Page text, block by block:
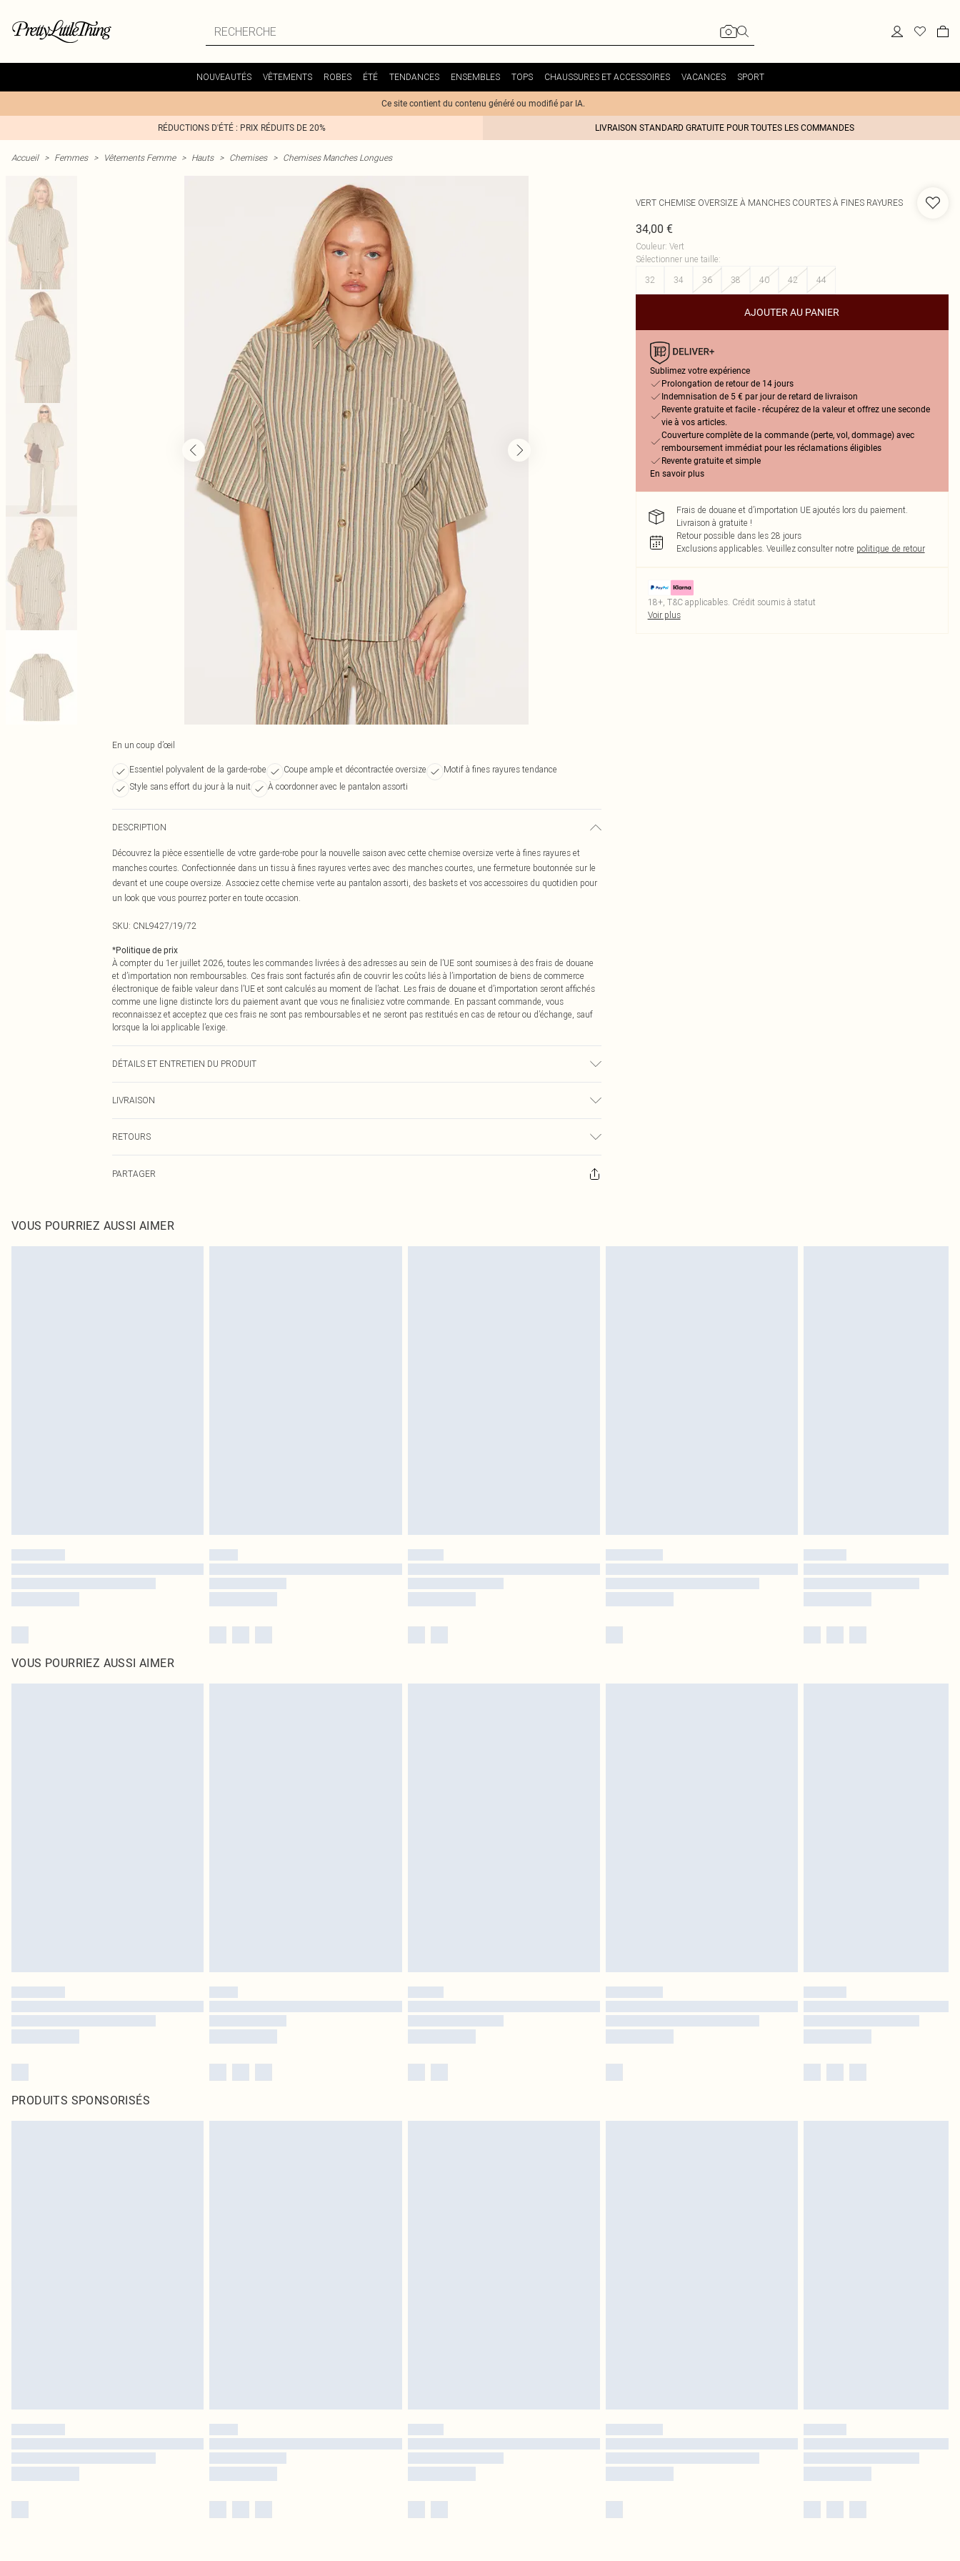
NOUVEAUTÉS VÊTEMENTS ROBES ÉTÉ TENDANCES ENSEMBLES TOPS CHAUSSURES ET ACCESSOIRES VACANCES SPORT
Ce site contient du contenu généré ou modifié par IA.
RÉDUCTIONS D'ÉTÉ : PRIX RÉDUITS DE 20% LIVRAISON STANDARD GRATUITE POUR TOUTES LES COMMANDES
Accueil > Femmes > Vêtements Femme > Hauts > Chemises > Chemises Manches Longues
En un coup d’œil
Essentiel polyvalent de la garde-robe Coupe ample et décontractée oversize
Motif à fines rayures tendance
Style sans effort du jour à la nuit
À coordonner avec le pantalon assorti
DESCRIPTION
Découvrez la pièce essentielle de votre garde-robe pour la nouvelle saison avec cette chemise oversize verte à fines rayures et
manches courtes. Confectionnée dans un tissu à fines rayures vertes avec des manches courtes, une fermeture boutonnée sur le
devant et une coupe oversize. Associez cette chemise verte au pantalon assorti, des baskets et vos accessoires du quotidien pour
un look que vous pourrez porter en toute occasion.
SKU: CNL9427/19/72
*Politique de prix
À compter du 1er juillet 2026, toutes les commandes livrées à des adresses au sein de l’UE sont soumises à des frais de douane
et d’importation non remboursables. Ces frais sont facturés afin de couvrir les coûts liés à l’importation de biens de commerce
électronique de faible valeur dans l’UE et sont calculés au moment de l’achat. Les frais de douane et d’importation seront affichés
comme une ligne distincte lors du paiement avant que vous ne finalisiez votre commande. En passant commande, vous
reconnaissez et acceptez que ces frais ne sont pas remboursables et ne seront pas restitués en cas de retour ou d’échange, sauf
lorsque la loi applicable l’exige.
DÉTAILS ET ENTRETIEN DU PRODUIT
LIVRAISON
€7.99
RETOURS
Veuillez noter que nous ne pouvons pas rembourser les masques tendance, les cosmétiques, les bijoux pour piercings, les jouets
également être essayées en intérieur. Les articles pour la maison, y compris le linge de lit, les matelas, les surmatelas et les
PARTAGER
VERT CHEMISE OVERSIZE À MANCHES COURTES À FINES RAYURES
34,00 €
Couleur: Vert
Sélectionner une taille:
32
34 36 38 40 42 44
AJOUTER AU PANIER
Sublimez votre expérience
Prolongation de retour de 14 jours
Indemnisation de 5 € par jour de retard de livraison
Revente gratuite et facile - récupérez de la valeur et offrez une seconde
vie à vos articles.
Couverture complète de la commande (perte, vol, dommage) avec
remboursement immédiat pour les réclamations éligibles
Revente gratuite et simple
En savoir plus
Frais de douane et d’importation UE ajoutés lors du paiement.
Livraison à gratuite !
Retour possible dans les 28 jours
Exclusions applicables. Veuillez consulter notre politique de retour
18+, T&C applicables. Crédit soumis à statut
Voir plus
VOUS POURRIEZ AUSSI AIMER
VOUS POURRIEZ AUSSI AIMER
PRODUITS SPONSORISÉS